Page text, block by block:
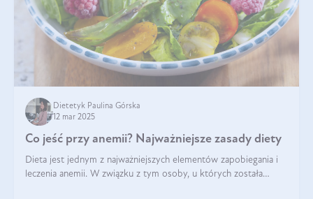
Dietetyk Paulina Górska
12 mar 2025
Co jeść przy anemii? Najważniejsze zasady diety
Dieta jest jednym z najważniejszych elementów zapobiegania i
leczenia anemii. W związku z tym osoby, u których została